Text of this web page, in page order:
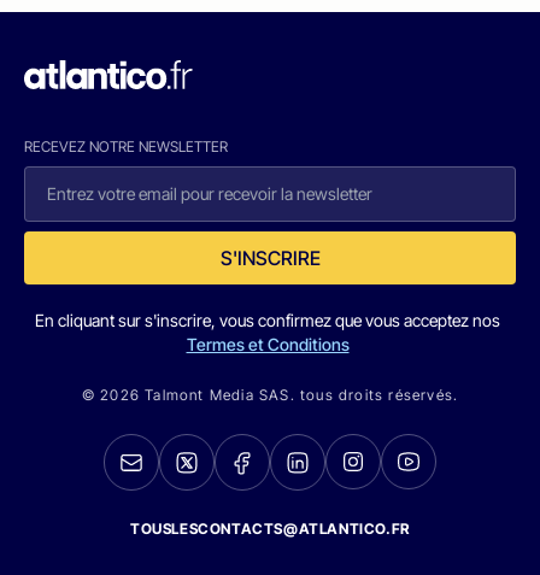
RECEVEZ NOTRE NEWSLETTER
S'INSCRIRE
En cliquant sur s'inscrire, vous confirmez que vous acceptez nos
Termes et Conditions
© 2026 Talmont Media SAS. tous droits réservés.
TOUSLESCONTACTS@ATLANTICO.FR